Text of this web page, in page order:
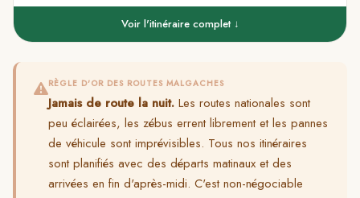
Voir l'itinéraire complet ↓
RÈGLE D'OR DES ROUTES MALGACHES
Jamais de route la nuit. Les routes nationales sont
peu éclairées, les zébus errent librement et les pannes
de véhicule sont imprévisibles. Tous nos itinéraires
sont planifiés avec des départs matinaux et des
arrivées en fin d'après-midi. C'est non-négociable